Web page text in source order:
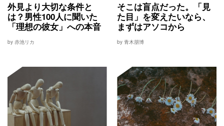
外見より大切な条件と
は？男性100人に聞いた
「理想の彼女」への本音
by 赤池リカ
そこは盲点だった。「見
た目」を変えたいなら、
まずはアソコから
by 青木朋博